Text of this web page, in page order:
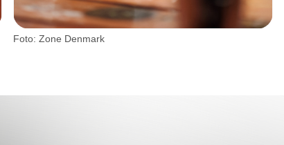
Foto: Zone Denmark